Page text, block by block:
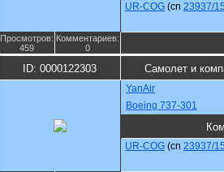
UR-COG (cn 23937/
Просмотров:
459
Комментариев:
0
ID: 0000122303 Самолет и
YanAir
Boeing 737-301
UR-COG (cn 23937/